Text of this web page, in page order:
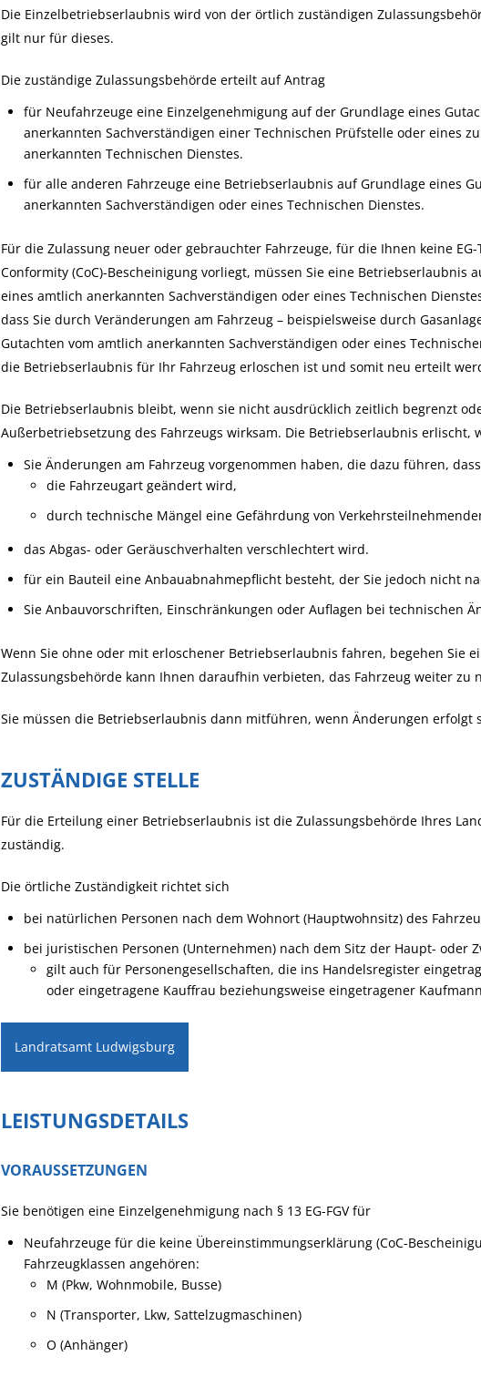
Die Einzelbetriebserlaubnis wird von der örtlich zuständigen
gilt nur für dieses.
Die zuständige Zulassungsbehörde erteilt auf Antrag
für Neufahrzeuge eine Einzelgenehmigung auf der Grundlage eines
anerkannten Sachverständigen einer Technischen Prüfstelle oder eines
anerkannten Technischen Dienstes.
für alle anderen Fahrzeuge eine Betriebserlaubnis auf Grundlage eines
anerkannten Sachverständigen oder eines Technischen Dienstes.
Für die Zulassung neuer oder gebrauchter Fahrzeuge, für die Ihnen keine
Conformity (CoC)-Bescheinigung vorliegt, müssen Sie eine Betriebserlaubnis
eines amtlich anerkannten Sachverständigen oder eines Technischen
dass Sie durch Veränderungen am Fahrzeug – beispielsweise durch
Gutachten vom amtlich anerkannten Sachverständigen oder eines
die Betriebserlaubnis für Ihr Fahrzeug erloschen ist und somit neu erteilt
Die Betriebserlaubnis bleibt, wenn sie nicht ausdrücklich zeitlich begrenzt
Außerbetriebsetzung des Fahrzeugs wirksam. Die Betriebserlaubnis erlischt,
Sie Änderungen am Fahrzeug vorgenommen haben, die dazu führen, dass
die Fahrzeugart geändert wird,
durch technische Mängel eine Gefährdung von
das Abgas- oder Geräuschverhalten verschlechtert wird.
für ein Bauteil eine Anbauabnahmepflicht besteht, der Sie jedoch nicht
Sie Anbauvorschriften, Einschränkungen oder Auflagen bei technischen
Wenn Sie ohne oder mit erloschener Betriebserlaubnis fahren, begehen Sie
Zulassungsbehörde kann Ihnen daraufhin verbieten, das Fahrzeug weiter zu
Sie müssen die Betriebserlaubnis dann mitführen, wenn Änderungen erfolgt
ZUSTÄNDIGE STELLE
Für die Erteilung einer Betriebserlaubnis ist die Zulassungsbehörde Ihres
zuständig.
Die örtliche Zuständigkeit richtet sich
bei natürlichen Personen nach dem Wohnort (Hauptwohnsitz) des
bei juristischen Personen (Unternehmen) nach dem Sitz der Haupt- oder
gilt auch für Personengesellschaften, die ins Handelsregister
oder eingetragene Kauffrau beziehungsweise eingetragener Kaufmann
Landratsamt Ludwigsburg
LEISTUNGSDETAILS
VORAUSSETZUNGEN
Sie benötigen eine Einzelgenehmigung nach § 13 EG-FGV für
Neufahrzeuge für die keine Übereinstimmungserklärung (CoC-
Fahrzeugklassen angehören:
M (Pkw, Wohnmobile, Busse)
N (Transporter, Lkw, Sattelzugmaschinen)
O (Anhänger)